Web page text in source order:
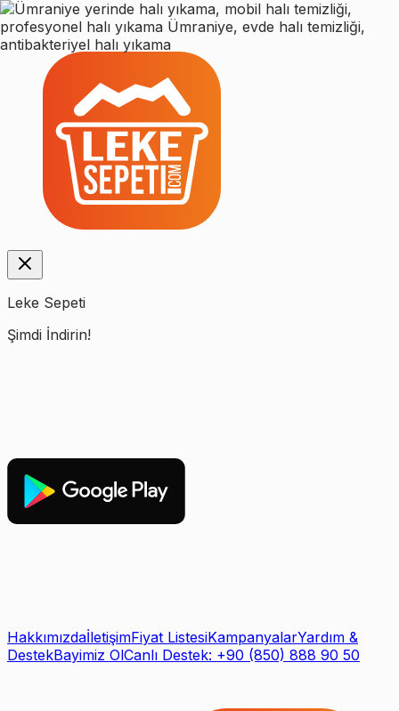
Leke Sepeti
Şimdi İndirin!
HakkımızdaİletişimFiyat ListesiKampanyalarYardım &
DestekBayimiz OlCanlı Destek: +90 (850) 888 90 50